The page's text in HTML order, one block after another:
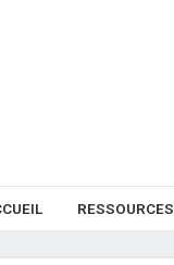
RESSOURCES